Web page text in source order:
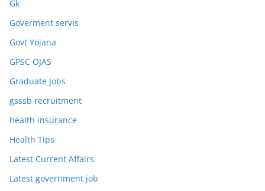
Gk
Goverment servis
Govt Yojana
GPSC OJAS
Graduate Jobs
gsssb recruitment
health insurance
Health Tips
Latest Current Affairs
Latest government job